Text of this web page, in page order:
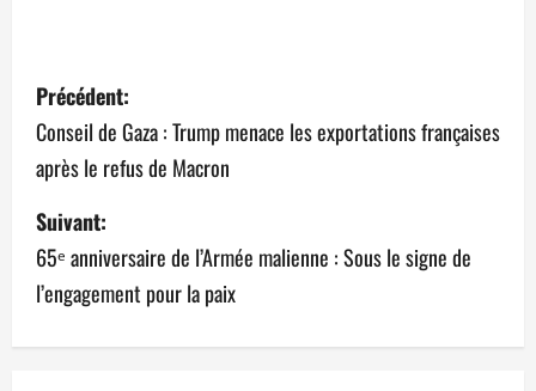
N
a
v
i
g
a
Précédent:
Conseil de Gaza : Trump menace les exportations françaises
après le refus de Macron
Suivant:
65ᵉ anniversaire de l’Armée malienne : Sous le signe de
l’engagement pour la paix